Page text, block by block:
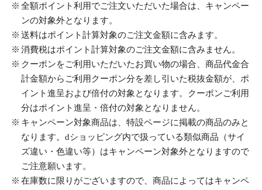
全額ポイント利用でご注文いただいた場合は、キャンペー
ンの対象外となります。
送料はポイント計算対象のご注文金額に含みます。
消費税はポイント計算対象のご注文金額に含みません。
クーポンをご利用いただいたお買い物の場合、商品代金合
計金額からご利用クーポン分を差し引いた税抜金額が、ポ
イント進呈および倍付の対象となります。クーポンご利用
分はポイント進呈・倍付の対象となりません。
キャンペーン対象商品は、特設ページに掲載の商品のみと
なります。dショッピング内で扱っている類似商品（サイ
ズ違い・色違い等）はキャンペーン対象外となりますので
ご注意願います。
在庫数に限りがございますので、商品によってはキャンペ